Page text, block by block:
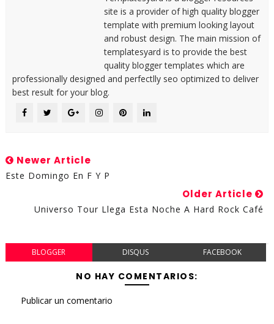
site is a provider of high quality blogger
template with premium looking layout
and robust design. The main mission of
templatesyard is to provide the best
quality blogger templates which are
professionally designed and perfectlly seo optimized to deliver
best result for your blog.
Newer Article
Este Domingo En F Y P
Older Article
Universo Tour Llega Esta Noche A Hard Rock Café
BLOGGER DISQUS FACEBOOK
NO HAY COMENTARIOS:
Publicar un comentario